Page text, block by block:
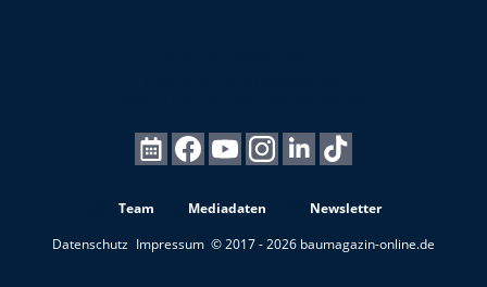
Team Mediadaten
Newsletter
Datenschutz Impressum © 2017 - 2026 baumagazin-online.de